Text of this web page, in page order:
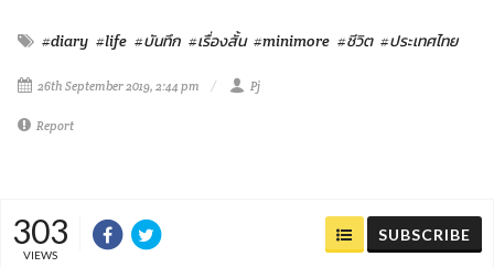
#diary #life #บันทึก #เรื่องสั้น #minimore #ชีวิต #ประเทศไทย
26th September 2019, 2:44 pm Pj
Report
303
VIEWS
SUBSCRIBE